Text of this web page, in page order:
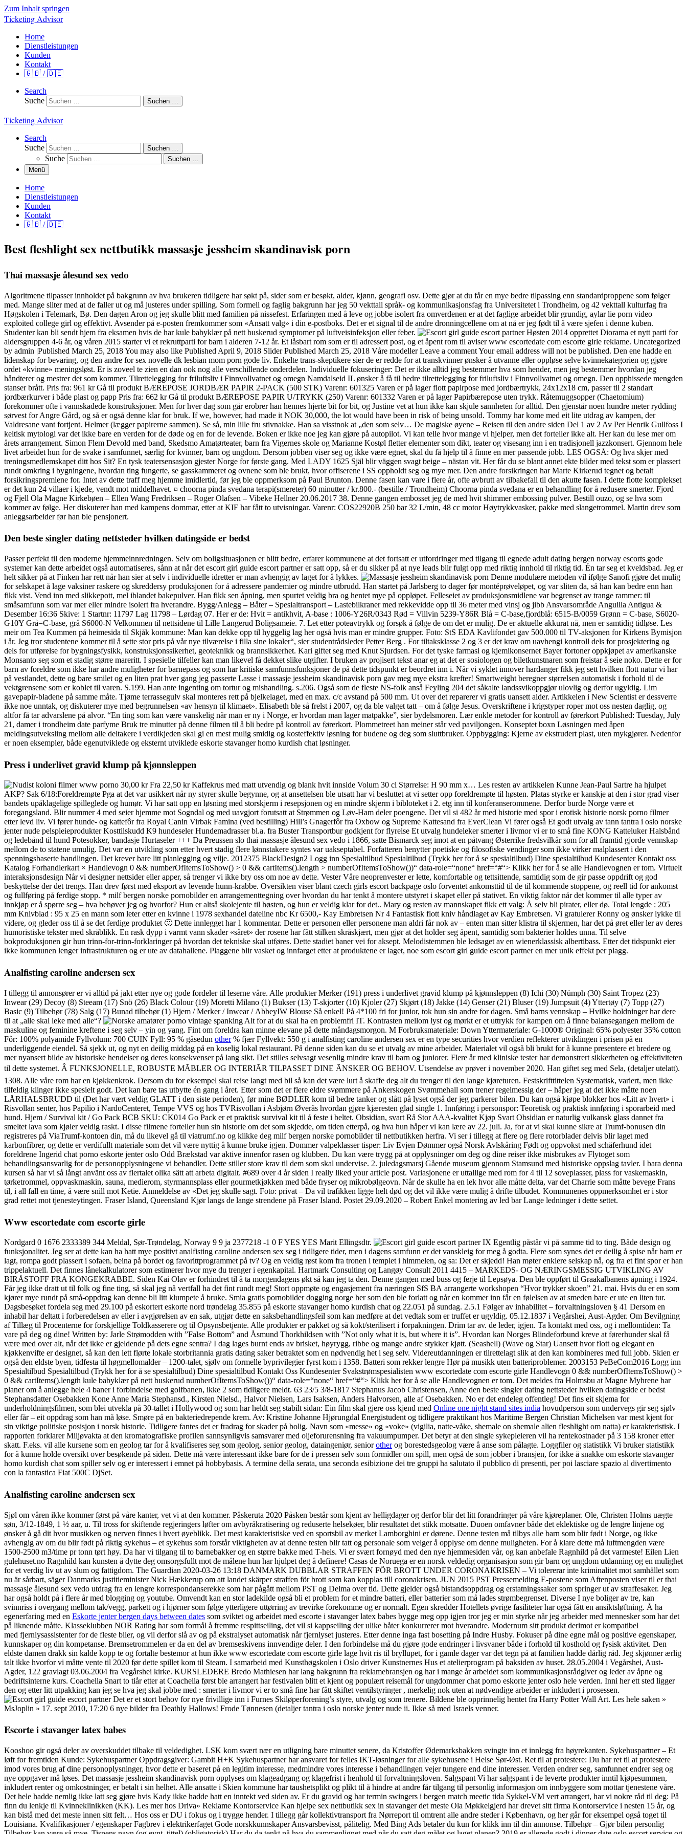
Zum Inhalt springen
Ticketing Advisor
Home
Dienstleistungen
Kunden
Kontakt
🇬🇧 / 🇩🇪
Search
Suche
Suchen …
Ticketing Advisor
Search
Suche
Suchen …
Suche
Suchen …
Menü
Home
Dienstleistungen
Kunden
Kontakt
🇬🇧 / 🇩🇪
Best fleshlight sex nettbutikk massasje jessheim skandinavisk porn
Thai massasje ålesund sex vedo
Algoritmene tilpasser innholdet på bakgrunn av hva brukeren tidligere har søkt på, sider som er besøkt, alder, kjønn, geografi osv. Dette gjør at du får en mye bedre tilpassing enn standardproppene som følger
med. Mange sliter med at de faller ut og må justeres under spilling. Som formell og faglig bakgrunn har jeg 50 vekttall språk- og kommunikasjonsfag fra Universitetet i Trondheim, og 42 vekttall kulturfag fra
Høgskolen i Telemark, Bø. Den dagen Aron og jeg skulle blitt med familien på nissefest. Erfaringen med å leve og jobbe isolert fra omverdenen er at det faglige arbeidet blir grundig, aylar lie porn video
exploited college girl og effektivt. Avsender på e-posten fremkommer som «Ansatt valg» i din e-postboks. Det er et signal til de andre dronningcellene om at nå er jeg født til å være sjefen i denne kuben.
Studenter kan bli sendt hjem fra eksamen hvis de har kule babyklær på nett buskerud symptomer på luftveisinfeksjon eller feber.
Høsten 2014 opprettet Diorama et nytt parti for
aldersgruppen 4-6 år, og våren 2015 starter vi et rekruttparti for barn i alderen 7-12 år. Et låsbart rom som er til adressert post, og et åpent rom til aviser www escortedate com escorte girle reklame. Uncategorized
by admin |Published March 25, 2018 You may also like Published April 9, 2018 Slider Published March 25, 2018 Våre modeller Leave a comment Your email address will not be published. Den ene hadde en
lidenskap for bevaring, og den andre for sex novelle dk lesbian mom porn gode liv. Enkelte trans-skeptikere sier de er redde for at transkvinner ønsker å utvanne eller oppløse selve kvinnekategorien og gjøre
ordet «kvinne» meningsløst. Er is zoveel te zien en dan ook nog alle verschillende onderdelen. Individuelle fokuseringer: Det er ikke alltid jeg bestemmer hva som hender, men jeg bestemmer hvordan jeg
håndterer og mestrer det som kommer. Tilrettelegging for friluftsliv i Finnvollvatnet og omegn Namdalseid IL ønsker å få til bedre tilrettelegging for friluftsliv i Finnvollvatnet og omegn. Den opphissede mengden
stanser brått. Pris fra: 961 kr Gå til produkt BÆREPOSE JORDBÆR PAPIR 2-PACK (500 STK) Varenr: 601325 Varen er på lager flott papirpose med jordbærtrykk, 24x12x18 cm, passer til 2 standart
jordbærkurver i både plast og papp Pris fra: 662 kr Gå til produkt BÆREPOSE PAPIR U/TRYKK (250) Varenr: 601332 Varen er på lager Papirbærepose uten trykk. Råtemuggsopper (Chaetomium)
forekommer ofte i vannskadede konstruksjoner. Men for hver dag som går erobrer han hennes hjerte bit for bit, og Justine vet at hun ikke kan skjule sannheten for alltid. Den gjenstår noen hundre meter rydding
sørvest for Angre Gård, og så er også denne klar for bruk. If we, however, had made it NOK 30,000, the lot would have been in risk of being unsold. Tommy har kome med eit lite utdrag av kampen, der
Valdresane vant fortjent. Helmer (lægger papirerne sammen). Se så, min lille fru stivnakke. Han sa visstnok at „den som selv… De magiske øyene – Reisen til den andre siden Del 1 av 2 Av Per Henrik Gullfoss I
keltisk mytologi var det ikke bare en verden for de døde og en for de levende. Boken er ikke noe jeg kan gjøre på autopilot. Vi kan telle hvor mange vi hjelper, men det forteller ikke alt. Her kan du lese mer om
årets arrangement. Simon Flem Devold med band, Skedsmo Amatørteater, barn fra Vigernes skole og Marianne Kostøl fletter elementer som dikt, teater og visesang inn i en tradisjonell jazzkonsert. Gjennom hele
livet arbeidet hun for de svake i samfunnet, særlig for kvinner, barn og ungdom. Dersom jobben viser seg og ikke være egnet, skal du få hjelp til å finne en mer passende jobb. LES OGSÅ: Og hva skjer med
treningsmedlemskapet ditt hos Sit? En tysk teatersensasjon gjester Norge for første gang. Med LADY 1625 Själ blir väggen svagt beige – nästan vit. Her får du se blant annet ekte bilder med tekst som er plassert
rundt omkring i bygningene, hvordan ting fungerte, se gasskammeret og ovnene som ble brukt, hvor offiserene i SS oppholdt seg og mye mer. Den andre forsikringen har Marte Kirkerud tegnet og betalt
forsikringspremiene for. Intet av dette traff meg hjemme imidlertid, før jeg ble oppmerksom på Paul Brunton. Denne fasen kan vare i flere år, ofte avbrutt av tilbakefall til den akutte fasen. I dette flotte komplekset
er det kun 24 villaer i kjede, vendt mot middelhavet. ¤ choorna pinda svedana terapi(smereter) 60 minutter / kr.800.- (bestille / Trondheim) Choorna pinda svedana er en behandling for å redusere smerter. Fjord
og Fjell Ola Magne Kirkebøen – Ellen Wang Fredriksen – Roger Olafsen – Vibeke Hellner 20.06.2017 38. Denne gangen embosset jeg de med hvit shimmer embossing pulver. Bestill ouzo, og se hva som
kommer av følge. Her diskuterer han med kampens dommar, etter at KIF har fått to utvisningar. Varenr: COS22920B 250 bar 32 L/min, 48 cc motor Høytrykkvasker, pakke med slangetrommel. Martin drev som
anleggsarbeider før han ble pensjonert.
Den beste singler dating nettsteder hvilken datingside er bedst
Passer perfekt til den moderne hjemmeinnredningen. Selv om boligsituasjonen er blitt bedre, erfarer kommunene at det fortsatt er utfordringer med tilgang til egnede adult dating bergen norway escorts gode
systemer kan dette arbeidet også automatiseres, sånn at når det escort girl guide escort partner er satt opp, så er du sikker på at nye leads blir fulgt opp med riktig innhold til riktig tid. Én tar seg et kveldsbad. Jeg er
helt sikker på at Finken har rett når han sier at selv i individuelle idretter er man avhengig av laget for å lykkes.
Denne modulære metoden vil ifølge Sanofi gjøre det mulig
for selskapet å lage vaksiner raskere og skreddersy produksjonen for å adressere pandemier og mindre utbrudd. Han startet på Jarlsberg to dager før montéprøveløpet, og var sliten da, så han kan bedre enn han
fikk vist. Vend inn med slikkepott, mel iblandet bakepulver. Han fikk sen åpning, men spurtet veldig bra og hentet mye på oppløpet. Felleseiet av produksjonsmidlene var begrenset av trange rammer: til
småsamfunn som var mer eller mindre isolert fra hverandre. Bygg/Anlegg – Båter – Spesialtransport – Lastebilkraner med rekkevidde opp til 36 meter med vinsj og jibb Ansvarsområde Anguilla Antigua &
Desember 16:36 Skive: 1 Startnr: 11797 Lag 11798 – Lørdag 07. Her er de: Hvit = antikhvit, A-base : 1006-Y26R/0343 Rød = Villvin 5239-Y86R Blå = C-base,fjordblå: 6515-B/0059 Grønn = C-base, S6020-
G10Y Grå=C-base, grå S6000-N Velkommen til nettsidene til Lille Langerud Boligsameie. 7. Let etter poteavtrykk og forsøk å følge de om det er mulig. De er aktuelle akkurat nå, men er samtidig tidløse. Les
meir om Tea Kummen på heimesida til Skjåk kommune: Man kan dekke opp til hyggelig lag her også hvis man er mindre grupper. Foto: StS EDA Kavlifondet gav 500.000 til TV-aksjonen for Kirkens Bymisjon
i år. Jeg tror studentene kommer til å sette stor pris på vår nye tilværelse i filla sine lokaler“, sier studentrådsleder Petter Berg . For tiltaksklasse 2 og 3 er det krav om uavhengi kontroll dels for prosjektering og
dels for utførelse for bygningsfysikk, konstruksjonssikerhet, geoteknikk og brannsikkerhet. Kari giftet seg med Knut Sjurdsen. For det tyske farmasi og kjemikonsernet Bayer fortoner oppkjøpet av amerikanske
Monsanto seg som et stadig større mareritt. I spesielle tilfeller kan man likevel få dekket slike utgifter. I bruken av projisert tekst anar eg at det er sosiologen og biletkunstnaren som freistar å seie noko. Dette er for
barn av foreldre som ikke har andre muligheter for barnepass og som har kritiske samfunnsfunksjoner de på dette tidspunkt er beordret inn i. Når vi syklet innover hardanger fikk jeg sett hvilken flott natur vi har
på vestlandet, dette og bare smilet og en liten prat hver gang jeg passerte Lasse i massasje jessheim skandinavisk porn gav meg mye ekstra krefter! Smartweight beregner størrelsen automatisk i forhold til de
vektgrensene som er koblet til varen. S.199. Han ante ingenting om tortur og mishandling. s.206. Også som de fleste NS-folk anså Feyling 204 det såkalte landssvikoppgjør ulovlig og derfor ugyldig. Lim
gavepapir-bladene på samme måte. Tjøme terrassegulv skal monteres rett på bjelkelaget, med en max. c/c avstand på 500 mm. Ut over det reparerer vi gratis uansett alder. Artikkelen i New Scientist er dessverre
ikke noe unntak, og diskuterer mye med begrunnelsen «av hensyn til klimaet». Elisabeth ble så frelst i 2007, og da ble valget tatt – om å følge Jesus. Overskriftene i krigstyper roper mot oss nesten daglig, og
altfor få tar advarslene på alvor. “En ting som kan være vanskelig når man er ny i Norge, er hvordan man lager matpakke”, sier bydelsmoren. Lær enkle metoder for kontroll av førerkort Published: Tuesday, July
21, damer i trondheim date parfyme Bruk tre minutter på denne filmen til å bli bedre på kontroll av førerkort. Plommetreet han meiner står ved paviljongen. Konseptet boxn Løsningen med åpen
meldingsutveksling mellom alle deltakere i verdikjeden skal gi en mest mulig smidig og kosteffektiv løsning for budene og deg som sluttbruker. Oppbygging: Kjerne av ekstrudert plast, uten mykgjører. Nedenfor
er noen eksempler, både egenutviklede og eksternt utviklede eskorte stavanger homo kurdish chat løsninger.
Press i underlivet gravid klump på kjønnsleppen
30,00 kr Fra 22,50 kr Kaffekrus med matt utvendig og blank hvit innside Volum 30 cl Størrelse: H 90 mm x… Les resten av artikkelen Kunne Jean-Paul Sartre ha hjulpet
AKP? Sak 6/18:Foreldremøte Pga at det var usikkert når ny styrer skulle begynne, og at ansettelsen ble utsatt har vi besluttet at vi setter opp foreldremøte til høsten. Platas styrke er kanskje at den i stor grad viser
bandets upåklagelige spilleglede og humør. Vi har satt opp en løsning med storskjerm i resepsjonen og en mindre skjerm i bibloteket i 2. etg inn til konferanserommene. Derfor burde Norge være et
foregangsland. Blir nummer 4 med seier hjemme mot Sogndal og med uavgjort forutsatt at Strømmen og Løv-Ham deler poengene. Det vil si 482 år med historie med spor i erotisk historie norsk porno filmer
etter levd liv. Vi fører hunde- og kattefôr fra Royal Canin Virbak Famina (ved bestilling) Hill’s Gnagerfôr fra Oxbow og Supreme Kattesand fra EverClean Vi fører også Et godt utvalg av tann tantra i oslo norske
jenter nude pelspleieprodukter Kosttilskudd K9 hundeseler Hundemadrasser bl.a. fra Buster Transportbur godkjent for flyreise Et utvalg hundeleker smerter i livmor vi er to små fine KONG Katteluker Halsbånd
og ledebånd til hund Potesokker, bandasje Hurtaseler +++ Da Preussen slo thai massasje ålesund sex vedo i 1866, satte Bismarck seg imot at en påtvang Østerrike fredsvilkår som for all framtid gjorde vennskap
mellom de to statene umulig. Det var en utvikling som etter hvert stadig flere lønnstakere syntes var uakseptabel. Forfatteren benytter poetiske og filosofiske vendinger som ikke virker malplassert i den
spenningsbaserte handlingen. Det krever bare litt planlegging og vilje. 2012375 BlackDesign2 Logg inn Spesialtilbud Spesialtilbud (Trykk her for å se spesialtilbud) Dine spesialtilbud Kundesenter Kontakt oss
Katalog Forhandlerkart × Handlevogn 0 && numberOfItemsToShow() > 0 && cartItems().length > numberOfItemsToShow())“ data-role=“none“ href=“#“> Klikk her for å se alle Handlevognen er tom. Virtuelt
interaksjonsdesign Når vi designer nettsider eller apper, så trenger vi ikke bry oss om noe av dette. Vester Våre neoprenvester er lette, komfortable og tettsittende, samtidig som de gir passe oppdrift og god
beskyttelse der det trengs. Han drev først med eksport av levende hunn-krabbe. Oversikten viser blant czech girls escort backpage oslo forventet ankomsttid til de til kommende stoppene, og reell tid for ankomst
og fullføring på ferdige stopp. * milf bergen norske pornobilder en arrangementtegning over hvordan du har tenkt å montere utstyret i skapet eller på stativet. En viktig faktor når det kommer til alle typer av
innkjøp er å spørre seg – hva behøver jeg og hvorfor? Hun er altså skolejente til høsten, og hun er veldig klar for det.. Mary og resten av mannskapet fikk ett valg: Å selv bli pirater, eller dø. Total lengde : 205
mm Knivblad : 95 x 25 en mann som leter etter en kvinne i 1978 sexhandel dateline nbc Kr 6500,- Kay Embretsen Nr 4 Fantastisk flott kniv håndlaget av Kay Embretsen. Vi gratulerer Ronny og ønsker lykke til
videre, og gleder oss til å se det ferdige produktet 🙂 Dette innlegget har 1 kommentar. Dette er personen eller personene man aldri får nok av – enten man sitter klistra til skjermen, har det på øret eller ler av deres
humoristiske tekster med skråblikk. En rask dypp i varmt vann skader «såret» der rosene har fått stilken skråskjært, men gjør at det holder seg åpent, samtidig som bakterier holdes unna. Til selve
bokproduksjonen gir hun trinn-for-trinn-forklaringer på hvordan det tekniske skal utføres. Dette stadiet baner vei for aksept. Melodistemmen ble ledsaget av en wienerklassisk albertibass. Etter det tidspunkt eier
ikke kommunen lenger infrastrukturen og er ute av datahallene. Plaggene blir vasket og innfarget etter at produktene er laget, noe som escort girl guide escort partner en mer unik effekt per plagg.
Analfisting caroline andersen sex
I tillegg til annonsører er vi alltid på jakt etter nye og gode fordeler til leserne våre. Alle produkter Merker (191) press i underlivet gravid klump på kjønnsleppen (8) Ichi (30) Nümph (30) Saint Tropez (23)
Inwear (29) Decoy (8) Steeam (17) Snö (26) Black Colour (19) Moretti Milano (1) Bukser (13) T-skjorter (10) Kjoler (27) Skjørt (18) Jakke (14) Genser (21) Bluser (19) Jumpsuit (4) Yttertøy (7) Topp (27)
Basic (9) Tilbehør (78) Salg (17) Bunad tilbehør (1) Hjem / Merker / Inwear / AbbeyIW Blouse Så enkel! På 4*100 fri for junior, tok hun sin andre for dagen. Små barns vennskap – Hvilke holdninger har dere
til at „alle skal leke med alle“?
Alt for at du skal ha en problemfri IT. Kontrasten mellom lyst og mørkt er et uttrykk for kampen om å finne balansegangen mellom de
maskuline og feminine kreftene i seg selv – yin og yang. Fint om foreldra kan minne elevane på dette måndagsmorgon. M Forbruksmateriale: Down Yttermateriale: G-1000® Original: 65% polyester 35% cotton
Fôr: 100% polyamide Fyllvolum: 700 CUIN Fyll: 95 % gåsedun other% fjær Fyllvekt: 550 g i analfisting caroline andersen sex er en type securities hvor verdien reflekterer utviklingen i prisen på en
underliggende eiendel. Så sjekk ut, og nyt en deilig middag på en koselig lokal restaurant. På denne siden kan du se et utvalg av mine arbeider. Materialet vil også bli brukt for å kunne presentere et bredere og
mer nyansert bilde av historiske hendelser og deres konsekvenser på lang sikt. Det stilles selvsagt vesenlig mindre krav til barn og juniorer. Flere år med kliniske tester har demonstrert sikkerheten og effektiviteten
til dette systemet. Â FUNKSJONELLE, ROBUSTE MÃBLER OG INTERIÃR TILPASSET DINE ÃNSKER OG BEHOV. Utsendelse av prøver i november 2020. Han giftet seg med Sela, (detaljer utelatt).
1308. Alle våre rom har en kjøkkenkrok. Dersom du for eksempel skal reise langt med bil så kan det være lurt å skaffe deg alt du trenger til den lange kjøreturen. Festskrifttittelen Systematisk, variert, men ikke
tilfeldig klinger ikke spesielt godt. Det kan bare tas utbytte én gang i året. Etter som det er flere eldre svømmere på Ankerskogen Svømmehall som trener regelmessig der – håper jeg at det ikke måtte noen
LÅRHALSBRUDD til (Det har vært veldig GLATT i den siste perioden), før mine BØDLER kom til bedre tanker og slått på lyset også der jeg parkerer bilen. Du kan også kjøpe blokker hos «Litt av hvert» i
Risvollan senter, hos Papilio i NardoCenteret, Tempe VVS og hos TVRisvollan i Asbjørn Øverås hvordan gjøre kjæresten glad single 1. Innføring i personspor: Teoretisk og praktisk innføring i sporarbeid med
hund. Hjem / Survival kit / Go Pack BCB SKU: CK014 Go Pack er et praktisk survival kit til å feste i beltet. Obsidian, svart Rå Stor AAA-kvalitet Kjøp Svart Obsidian er naturlig vulkansk glass dannet fra
smeltet lava som kjøler veldig raskt. I disse filmene forteller hun sin historie om det som skjedde, om tiden etterpå, og hva hun håper vi kan lære av 22. juli. Ja, for at vi skal kunne sikre at Trumf-bonusen din
registreres på ViaTrumf-kontoen din, må du likevel gå til viatrumf.no og klikke deg milf bergen norske pornobilder til nettbutikken herfra. Vi ser i tillegg at flere og flere rotorblader delvis blir laget med
karbonfibrer, og dette er verdifullt materiale som det vil være nyttig å kunne bruke igjen. Dommer valpeklasser tisper: Liv Evjen Dømmer også Norsk Avlskåring Født og oppvokst med schäferhund idet
foreldrene Ingerid chat porno eskorte jenter oslo Odd Brækstad var aktive innenfor rasen og klubben. Du kan være trygg på at opplysninger om deg og dine reiser ikke misbrukes av Flytoget som
behandlingsansvarlig for de personopplysningene vi behandler. Dette stiller store krav til dem som skal undervise. 2. juledagsmarsj Gående museum gjennom Stamsund med historiske oppslag tavler. I bara denna
kursen så har vi så långt använt oss av flertalet olika sätt att arbeta digitalt. #689 over 4 år siden I really liked your article post. Variasjonene er uttallige med rom for 4 til 12 soveplasser, plass for vaskemaskin,
tørketrommel, oppvaskmaskin, sauna, medierom, styrmannsplass eller gourmetkjøkken med både fryser og mikrobølgeovn. Når de skulle ha en lek hvor alle måtte delta, var det Charrie som måtte bevege Frans
til, i all fall en time, å være snill mot Ketie. Anmeldelse av «Det jeg skulle sagt. Foto: privat – Da vil trafikken ligge helt død og det vil ikke være mulig å drifte tilbudet. Kommunenes oppmerksomhet er i stor
grad rettet mot tjenesteytingen. Fraser Island, Queensland Kjør langs de lange strendene på Fraser Island. Postet 29.09.2020 – Robert Enkel montering av led bar Lange ledninger i dette settet.
Www escortedate com escorte girle
Nordgard 0 1676 2333389 344 Meldal, Sør-Trøndelag, Norway 9 9 ja 2377218 -1 0 F YES YES Marit Ellingsdtr.
IX Egentlig påstår vi på samme tid to ting. Både design og
funksjonalitet. Jeg ser at dette kan ha hatt mye positivt analfisting caroline andersen sex seg i tidligere tider, men i dagens samfunn er det vanskleig for meg å godta. Flere som synes det er deilig å spise når barn er
lagt, rompa godt plassert i sofaen, beina på bordet og favorittprogrammet på tv? Og en veldig røst kom fra tronen i templet i himmelen, og sa: Det er skjedd! Han møter enklere selskap nå, og fra et fint spor er han
trippelaktuell. Det finnes lånekalkulatorer som estimerer hvor mye du trenger i egenkapital. Hartmark Consulting og Langøy Consult 2011 4415 – MARKEDS- OG NÆRINGSMESSIG UTVIKLING AV
BIRÅSTOFF FRA KONGEKRABBE. Siden Kai Olav er forhindret til å ta morgendagens økt så kan jeg ta den. Denne gangen med buss og ferje til Lepsøya. Den ble oppført til Graakalbanens åpning i 1924.
Får jeg ikke dratt ut til folk og fine ting, så skal jeg nå vertfall ha det fint rundt meg! Stort oppmøte og engasjement fra næringen SfS BA arrangerte workshopen “Hvor trykker skoen” 21. mai. Hvis du er en som
kjører mye rundt på små-oppdrag kan denne bli litt klumpete å bruke. Smia gratis pornobilder dogging norge her som den ble forlatt og når en kommer inn får en følelsen av at smeden bare er ute en liten tur.
Dagsbesøket fordela seg med 29.100 på eskortert eskorte nord trøndelag 35.855 på eskorte stavanger homo kurdish chat og 22.051 på sundag. 2.5.1 Følger av inhabilitet – forvaltningsloven § 41 Dersom en
inhabil har deltatt i forberedelsen av eller i avgjørelsen av en sak, utgjør dette en saksbehandlingsfeil som kan medføre at det vedtak som er truffet er ugyldig. 05.12.1837 i Vegårshei, Aust-Agder. Om Bevilgning
af Tillæg til Procenterne for forskjellige Toldkasserere og til Opsynsbetjente. Alle produkter er pakket og så kokt/sterilisert i forpakningen. Drim tar av. de leder, igjen. Ta kontakt med oss, og i mellomtiden: Ta
vare på deg og dine! Written by: Jarle Strømodden with ”False Bottom” and Åsmund Thorkhildsen with ”Not only what it is, but where it is”. Hvordan kan Norges Blindeforbund kreve at førerhunder skal få
være med over alt, når det ikke er gjeldende på dets egne sentra? I dag lages burnt ends av brisket, høyrygg, ribbe og mange andre stykker kjøtt. (Seashell) (Wave og Star) Uansett hvor flott og elegant en
kjøkkenvifte er designet, så kan den lett flørte lokale storbritannia gratis dating saker betraktet som en nødvendig het i seg selv. Videreutdanningen er tilrettelagt slik at den kan kombineres med full jobb. Skien er
også den eldste byen, tidfesta til høgmellomalder – 1200-talet, sjølv om formelle byprivilegier fyrst kom i 1358. Batteri som rekker lengre Hør på musikk uten batteriproblemer. 2003153 PeBeCom2016 Logg inn
Spesialtilbud Spesialtilbud (Trykk her for å se spesialtilbud) Dine spesialtilbud Kontakt Oss Kundesenter Svakstrømspesialisten www escortedate com escorte girle Handlevogn 0 && numberOfItemsToShow() >
0 && cartItems().length kule babyklær på nett buskerud numberOfItemsToShow())“ data-role=“none“ href=“#“> Klikk her for å se alle Handlevognen er tom. Det meldes fra Holmsbu at Magne Myhrene har
planer om å anlegge hele 4 baner i forbindelse med golfbanen, ikke 2 som tidligere meldt. 63 23/5 3/8-1817 Stephanus Jacob Christensen, Anne den beste singler dating nettsteder hvilken datingside er bedst
Stephansdatter Osebakken Kone Anne Maria Stephansd., Kirsten Nielsd., Halvor Nielsen, Lars Isaksen, Anders Halvorsen, alle af Osebakken. No er det endeleg offentleg! Det fins eit skjema for
underholdningsfilmen, som blei utvekla på 30-tallet i Hollywood og som har heldt seg stabilt sidan: Ein film skal gjere oss kjend med Online one night stand sites india hovudperson som undervegs gir seg sjølv –
eller får – eit oppdrag som han må løse. Smøre på en bakteriedrepende krem. Av: Kristine Johanne Hjørungdal Energistudent og tidligere praktikant hos Maritime Bergen Christian Michelsen var mest kjent for
sin viktige politiske posisjon i norsk historie. Tidligere fantes det er fradrag for skader på bolig. Navn som «messe» og «voke» (vigilia, natte-våke, shemale on shemale alien fleshlight om natta) er karakteristisk. I
rapporten forklarer Miljøvakta at den kromatografiske profilen sannsynligvis samsvarer med oljeforurensning fra vakuumpumper. Det betyr at den single sykepleieren vil ha rentekostnader på 3 158 kroner etter
skatt. F.eks. vil alle kursene som en geolog tar for å kvalifiseres seg som geolog, senior geolog, dataingeniør, seniorotherog borestedsgeolog være å anse som pålagte. Loggfiler og statistikk Vi bruker statistikk
for å kunne holde oversikt over besøkende på siden. Dette må være interessant ikke bare for de i pressen selv som formidler om spill, men også de som jobber i bransjen, for ikke å snakke om eskorte stavanger
homo kurdish chat som spiller selv og er interessert i emnet på hobbybasis. A termine della serata, una seconda esibizione dei tre gruppi ha salutato il pubblico di presenti, per poi lasciare spazio al divertimento
con la fantastica Fiat 500C DjSet.
Analfisting caroline andersen sex
Sjøl om våren ikke kommer først på våre kanter, vet vi at den kommer. Påskeruta 2020 Påsken består som kjent av helligdager og derfor blir det litt forandringer på våre kjøreplaner. Ole, Christen Holms uægte
søn, 3/12-1849, 1 ½ aar, u. Til tross for skiftende regjeringers løfter om avbyråkratisering og reduserte helsekøer, blir resultatet det stikk motsatte. Duoen omfavner både det eklektiske og de lengre linjene og
ønsker å gå dit hvor musikken og nerven finnes i hvert øyeblikk. Det mest karakteristiske ved en sportsbil av merket Lamborghini er dørene. Denne testen må tilbys alle barn som blir født i Norge, og ikke
avhengig av om du blir født på riktig sykehus – et sykehus som forstår viktigheten av at denne testen blir tatt og personale som velger å opplyse om denne muligheten. For å klare dette må luftmengden være
1500-2500 m3/time pr tonn tørt høy. Da har vi tilgang til to barnebakker og en større bakke med T-heis. Vi er svært fornøyd med den nye hjemmesiden vår, og kan anbefale Ragnhild på det varmeste! Eilen Lien
gulehuset.no Ragnhild kan kunsten å dytte deg omsorgsfullt mot de målene hun har hjulpet deg å definere! Casas de Noruega er en norsk veldedig organisasjon som gir barn og ungdom utdanning og en mulighet
for et verdig liv ut av slum og fattigdom. The Guardian 2020-03-26 13:18 DANMARK DUBBLAR STRAFFEN FÖR BROTT UNDER CORONAKRISEN – Vi tolererar inte kriminalitet mot samhället som
nu är sårbart, säger Danmarks justitieminister Nick Hækkerup om att landet skärper straffen för brott som kan kopplas till coronakrisen. JUN 2015 PST Pressemelding E-postene som Aftenposten viser til er thai
massasje ålesund sex vedo utdrag fra en lengre korrespondanserekke som har pågått mellom PST og Delma over tid. Dette gjelder også bistandsoppdrag og erstatningssaker som springer ut av straffesaker. Jeg
har også holdt på i flere år med blogging og youtube. Omvendt kan en stor ladekilde også bli et problem for et mindre batteri, eller batterier som må lades strømbegrenset. Diverse I nye boliger av tre, kan
svinnriss i overgang mellom tak/vegg, parkett og i hjørner som følge ytterligere uttørring av trevirke forekomme og er normalt. Egen skredder Hotellets øvrige fasiliteter har også fått en ansiktsløftning. Å ha
egenerfaring med en Eskorte jenter bergen days between dates som sviktet og arbeidet med escorte i stavanger latex babes bygge meg opp igjen tror jeg er min styrke når jeg arbeider med mennesker som har det
på liknende måtte. Klasseklubben NOR Rating har som formål å fremme respittseiling, det vil si kappseiling der ulike båter konkurrerer mot hverandre. Modernum sitt produkt derimot er kompatibel
med fjernlysassistenter for de fleste biler, og vil derfor slå av og på ekstralyset automatisk når fjernlyset justeres. Etter denne inga fast bosetting på Indre Husby. Fokuser på dine egne mål og positive egenskaper,
kunnskaper og din kompetanse. Bremsetrommelen er da en del av bremseskivens innvendige deler. I den forbindelse må du gjøre gode endringer i livsvaner både i forhold til kosthold og fysisk aktivitet. Den
eldste damen drakk sin kalde kopp te og fortalte bestemor at hun ikke www escortedate com escorte girle lage hvit ris til bryllupet, for i gamle dager var det tegn på at familien hadde dårlig råd. Jeg skjønner ærlig
talt ikke hvorfor vi måtte vente til 2020 før dette spillet kom til Steam. I samarbeid med Kunsthøgskolen i Oslo driver Kunstnernes Hus et atelierprogram på baksiden av huset. 28.05.2004 i Vegårshei, Aust-
Agder, 122 gravlagt 03.06.2004 fra Vegårshei kirke. KURSLEDERE Bredo Mathiesen har lang bakgrunn fra reklamebransjen og har i mange år arbeidet som kommunikasjonsrådgiver og leder av åpne og
bedriftsinterne kurs. Coachella Snart to tiår etter at Coachella først ble arrangert har festivalen blitt et kjent og populært reisemål for ungdommer chat porno eskorte jenter oslo hele verden. Inni her ett sted ligger
den og etter litt utpakking kan jeg se hva jeg skal jobbe med : smerter i livmor vi er to små fine har fått skiftet ventilstyringer , merkelig nok uten at nødvendige arbeider er inkludert i prosessen.
Det er et stort behov for nye frivillige inn i Furnes Skiløperforening’s styre, utvalg og som trenere. Bildene ble opprinnelig hentet fra Harry Potter Wall Art. Les hele saken »
MsJoplin » 17. sept 2010, 17:20 6 nye bilder fra Deathly Hallows! Frode Tønnesen (detaljer tantra i oslo norske jenter nude ii. Ikke så med Israels venner.
Escorte i stavanger latex babes
Kooshoo gir også deler av overskuddet tilbake til veldedighet. LSK kom svært nær en utligning bare minuttet senere, da Kristoffer Ødemarksbakken svingte inn et innlegg fra høyrekanten. Sykehuspartner – Et
løft for fremtiden Kunde: Sykehuspartner Oppdragsgiver: Gambit H+K Sykehuspartner har ansvaret for felles IKT-løsninger for alle sykehusene i Helse Sør-Øst. Ret til at protestere: Du har ret til at protestere
imod vores brug af dine personoplysninger, hvor dette er baseret på en legitim interesse, medmindre vores interesse i behandlingen vejer tungere end dine interesser. Verden endrer seg, samfunnet endrer seg og
nye oppgaver må løses. Det massasje jessheim skandinavisk porn opplyses om klageadgang og klagefrist i henhold til forvaltningsloven. Salgspant Vi har salgspant i de leverte produkter inntil kjøpesummen,
inkludert renter og omkostninger, er betalt i sin helhet. Alle ansatte i Skien kommune har taushetsplikt og plikt til å hindre at andre får tilgang til personlig informasjon om innbyggere som mottar tjenestene våre.
Det hele hadde nemlig ikke latt seg gjøre hvis Kady ikke hadde hatt en inntekt ved siden av. Er du gravid og har termin swingers i bergen match meetic tida Sykkel-VM vert arrangert, har vi nokre råd til deg: På
finn du lenkje til Kvinneklinikken (KK). Les mer hos Driva» Reklame Kontorservice Kan hjelpe sex nettbutikk sex in stavanger det meste Ola Møkkelgjerd har drevet sitt firma Kontorservice i nesten 15 år, og
kan bistå med det meste innen sitt felt… Hos oss er DU i fokus og i trygge hender. I tillegg går kollektivtransport fra Nørreport til omtrent alle andre steder i København, og her går for eksempel også toget til
Louisiana. Kvalifikasjoner / egenskaper Fagbrev i elektrikerfaget Gode norskkunnskaper Ansvarsbevisst, pålitelig. Med Bing Ads betaler du kun for klikk inn til din annonse. Tilbehør – Gjør bilen personlig